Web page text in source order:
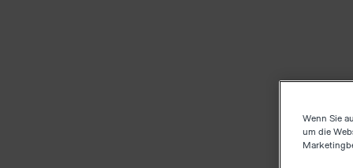
Wenn Sie
um die